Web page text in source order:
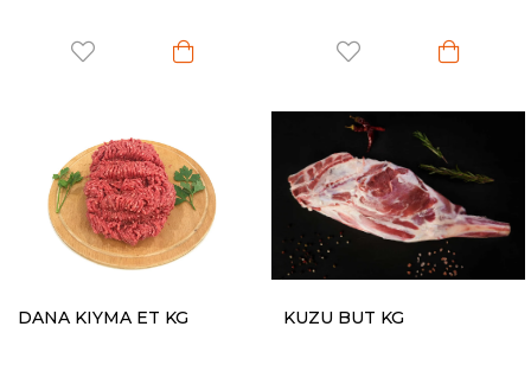
DANA KIYMA ET KG KUZU BUT KG